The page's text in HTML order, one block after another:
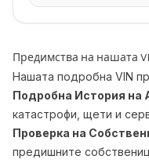
Предимства на нашата
Нашата подробна VIN
Подробна История на
катастрофи, щети и
Проверка на
предишните